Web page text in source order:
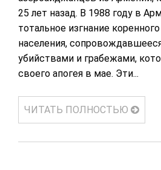
25 лет назад. В 1988 году в
тотальное изгнание
населения,
убийствами и грабежами,
своего апогея в мае. Эти...
ЧИТАТЬ ПОЛНОСТЬЮ